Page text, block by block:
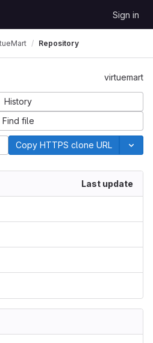
Sign in
Repository
virtuemart
History
Find file
Copy HTTPS clone URL
Last update